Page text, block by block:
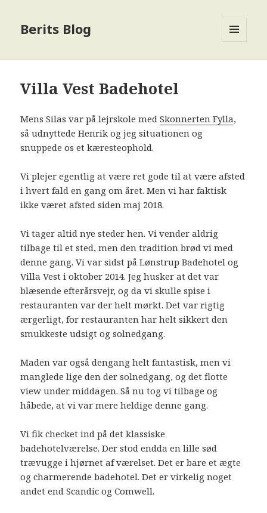
Berits Blog
Villa Vest Badehotel
Mens Silas var på lejrskole medSkonnerten Fylla,
så udnyttede Henrik og jeg situationen og
snuppede os et kæresteophold.
Vi plejer egentlig at være ret gode til at være afsted
i hvert fald en gang om året. Men vi har faktisk
ikke været afsted siden maj 2018.
Vi tager altid nye steder hen. Vi vender aldrig
tilbage til et sted, men den tradition brød vi med
denne gang. Vi var sidst på Lønstrup Badehotel og
Villa Vest i oktober 2014. Jeg husker at det var
blæsende efterårsvejr, og da vi skulle spise i
restauranten var der helt mørkt. Det var rigtig
ærgerligt, for restauranten har helt sikkert den
smukkeste udsigt og solnedgang.
Maden var også dengang helt fantastisk, men vi
manglede lige den der solnedgang, og det flotte
view under middagen. Så nu tog vi tilbage og
håbede, at vi var mere heldige denne gang.
Vi fik checket ind på det klassiske
badehotelværelse. Der stod endda en lille sød
trævugge i hjørnet af værelset. Det er bare et ægte
og charmerende badehotel. Det er virkelig noget
andet end Scandic og Comwell.